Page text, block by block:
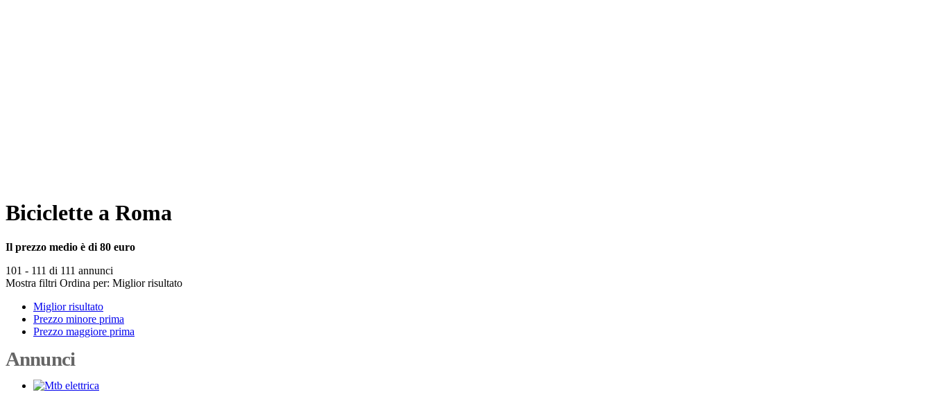
Biciclette a Roma
Il prezzo medio è di 80 euro
101 - 111 di 111 annunci
Mostra filtri Ordina per: Miglior risultato
Miglior risultato
Prezzo minore prima
Prezzo maggiore prima
Annunci